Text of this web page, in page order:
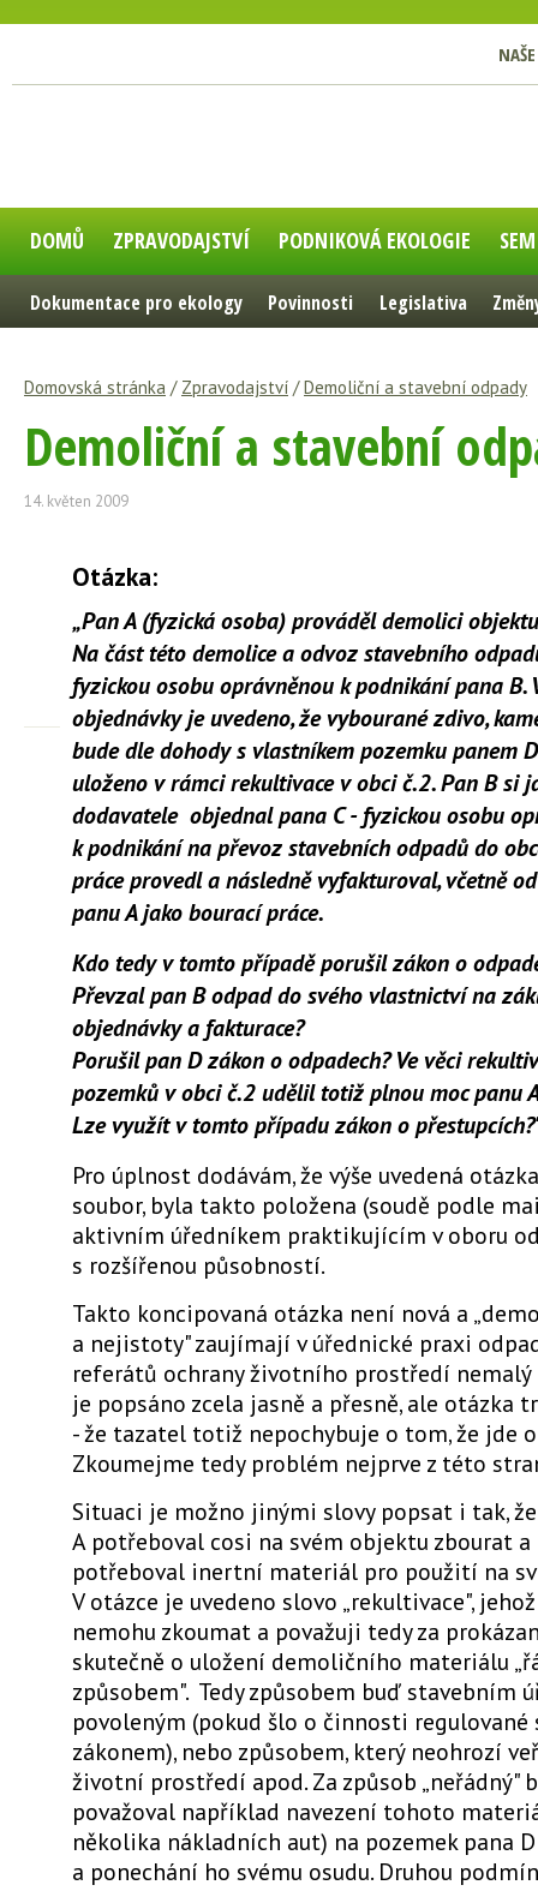
DOMŮ ZPRAVODAJSTVÍ PODNIKOVÁ EKOLOGIE
Dokumentace pro ekology Povinnosti Legislativa
Domovská stránka / Zpravodajství /Demoliční a stavební odpady
Demoliční a stavební
14. květen 2009
Otázka:
„Pan A (fyzická osoba) prováděl demolici
Na část této demolice a odvoz stavebního
fyzickou osobu oprávněnou k podnikání pana B.
objednávky je uvedeno, že vybourané zdivo,
bude dle dohody s vlastníkem pozemku panem
uloženo v rámci rekultivace v obci č.2. Pan B si
dodavatele objednal pana C - fyzickou osobu
k podnikání na převoz stavebních odpadů do
práce provedl a následně vyfakturoval, včetně
panu A jako bourací práce.
Kdo tedy v tomto případě porušil zákon o
Převzal pan B odpad do svého vlastnictví na
objednávky a fakturace?
Porušil pan D zákon o odpadech? Ve věci
pozemků v obci č.2 udělil totiž plnou moc panu
Lze využít v tomto případu zákon o
Pro úplnost dodávám, že výše uvedená
soubor, byla takto položena (soudě podle
aktivním úředníkem praktikujícím v oboru
s rozšířenou působností.
Takto koncipovaná otázka není nová a
a nejistoty" zaujímají v úřednické praxi
referátů ochrany životního prostředí nemalý
je popsáno zcela jasně a přesně, ale otázka
- že tazatel totiž nepochybuje o tom, že jde
Zkoumejme tedy problém nejprve z této
Situaci je možno jinými slovy popsat i tak,
A potřeboval cosi na svém objektu zbourat a
potřeboval inertní materiál pro použití na
V otázce je uvedeno slovo „rekultivace",
nemohu zkoumat a považuji tedy za
skutečně o uložení demoličního materiálu
způsobem". Tedy způsobem buď stavebním
povoleným (pokud šlo o činnosti
zákonem), nebo způsobem, který neohrozí
životní prostředí apod. Za způsob „neřádný"
považoval například navezení tohoto
několika nákladních aut) na pozemek pana
a ponechání ho svému osudu. Druhou